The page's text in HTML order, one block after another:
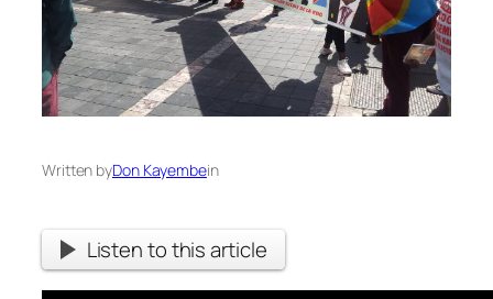
Written byDon Kayembein
Listen to this article